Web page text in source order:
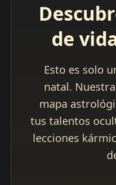
de
Esto es solo
natal.
mapa
tus talentos
lecciones